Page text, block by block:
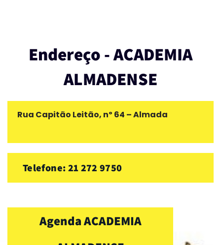
Endereço - ACADEMIA
ALMADENSE
Rua Capitão Leitão, nº 64 – Almada
Telefone: 21 272 9750
Agenda ACADEMIA